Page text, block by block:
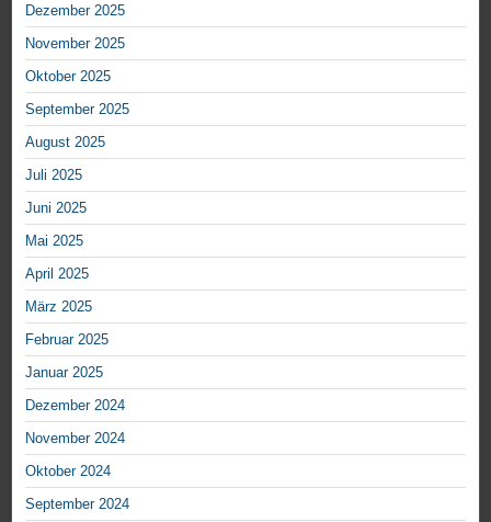
Dezember 2025
November 2025
Oktober 2025
September 2025
August 2025
Juli 2025
Juni 2025
Mai 2025
April 2025
März 2025
Februar 2025
Januar 2025
Dezember 2024
November 2024
Oktober 2024
September 2024